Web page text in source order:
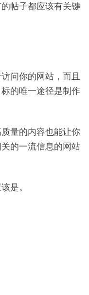
帖子都应该有关键
问你的网站，而且
的唯一途径是制作
量的内容也能让你
的一流信息的网站
是。